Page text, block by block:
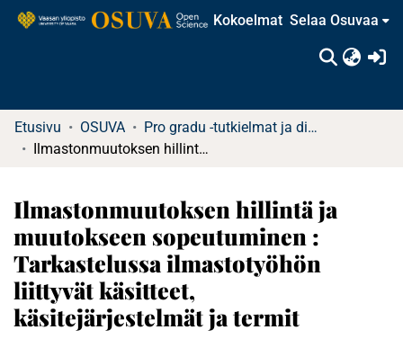
Kokoelmat Selaa Osuvaa
Etusivu OSUVA
Pro gradu -tutkielmat ja diplomityöt
Ilmastonmuutoksen hillintä ja muutokseen sopeutuminen : Tarkastelussa ilmastotyöhön liittyvät käsitteet, käsitejärjestelmät ja termit
Ilmastonmuutoksen hillintä ja
muutokseen sopeutuminen :
Tarkastelussa ilmastotyöhön
liittyvät käsitteet,
käsitejärjestelmät ja termit